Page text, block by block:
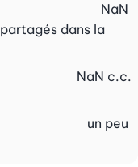
dans la
NaN
NaN c.c.
un peu